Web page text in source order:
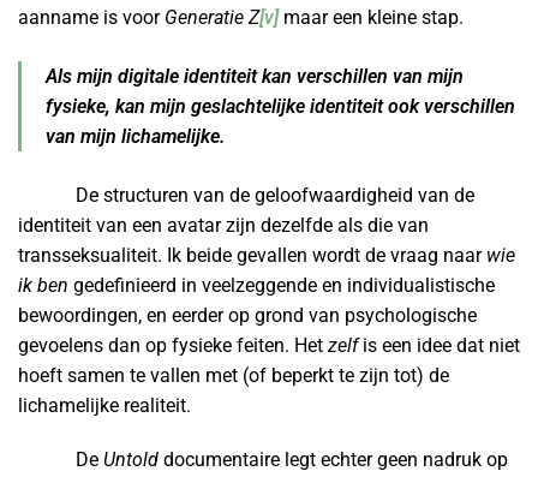
aanname is voor Generatie Z[v]maar een kleine stap.
Als mijn digitale identiteit kan verschillen van mijn
fysieke, kan mijn geslachtelijke identiteit ook verschillen
van mijn lichamelijke.
De structuren van de geloofwaardigheid van de
identiteit van een avatar zijn dezelfde als die van
transseksualiteit. Ik beide gevallen wordt de vraag naar wie
ik ben gedefinieerd in veelzeggende en individualistische
bewoordingen, en eerder op grond van psychologische
gevoelens dan op fysieke feiten. Het zelfis een idee dat niet
hoeft samen te vallen met (of beperkt te zijn tot) de
lichamelijke realiteit.
De Untold documentaire legt echter geen nadruk op